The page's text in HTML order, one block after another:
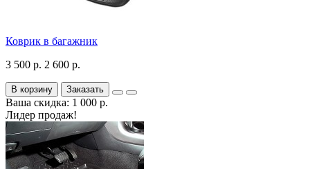
Коврик в багажник
3 500 р. 2 600 р.
В корзину Заказать
Ваша скидка: 1 000 р.
Лидер продаж!